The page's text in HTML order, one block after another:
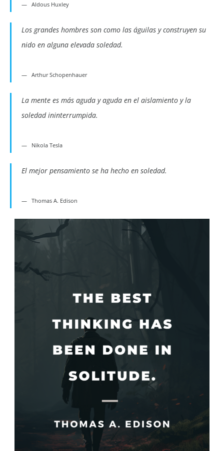
Aldous Huxley
Los grandes hombres son como las águilas y construyen su
nido en alguna elevada soledad.
Arthur Schopenhauer
La mente es más aguda y aguda en el aislamiento y la
soledad ininterrumpida.
Nikola Tesla
El mejor pensamiento se ha hecho en soledad.
Thomas A. Edison